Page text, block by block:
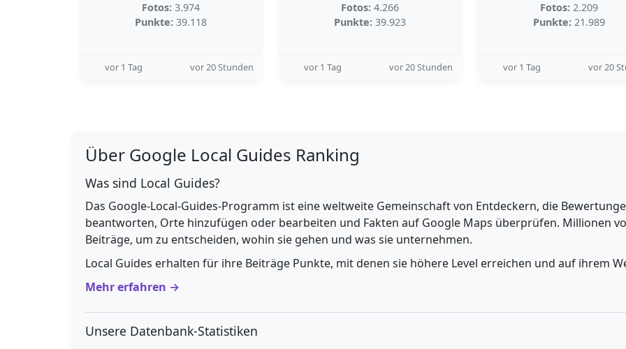
Fotos: 3.974
Punkte: 39.118
vor 1 Tag vor 20 Stunden
Fotos: 4.266
Punkte: 39.923
vor 1 Tag vor 20 Stunden
Fotos: 2.209
Punkte: 21.989
vor 1 Tag vor 20
Über Google Local Guides Ranking
Was sind Local Guides?
Das Google-Local-Guides-Programm ist eine weltweite Gemeinschaft von Entdeckern, die
beantworten, Orte hinzufügen oder bearbeiten und Fakten auf Google Maps überprüfen. Millionen
Beiträge, um zu entscheiden, wohin sie gehen und was sie unternehmen.
Local Guides erhalten für ihre Beiträge Punkte, mit denen sie höhere Level erreichen und auf ihrem
Mehr erfahren →
Unsere Datenbank-Statistiken